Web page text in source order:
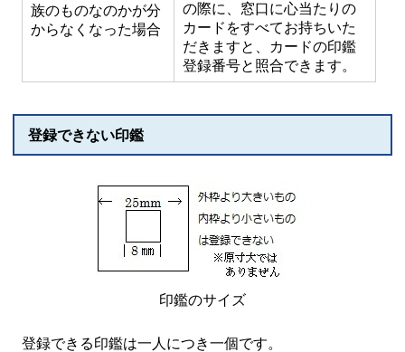
族のものなのかが分
からなくなった場合
の際に、窓口に心当たりの
カードをすべてお持ちいた
だきますと、カードの印鑑
登録番号と照合できます。
登録できない印鑑
印鑑のサイズ
登録できる印鑑は一人につき一個です。